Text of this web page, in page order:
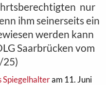
nur
ihm seinerseits ein
werden kann
Saarbrücken vom
25)
Spiegelhalteram 11. Juni